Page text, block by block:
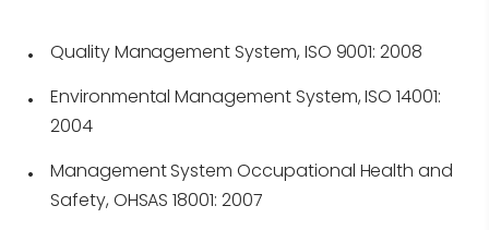
Quality Management System, ISO 9001: 2008
Environmental Management System, ISO 14001:
2004
Management System Occupational Health and
Safety, OHSAS 18001: 2007